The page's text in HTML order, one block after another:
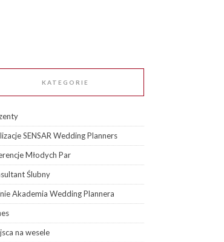
KATEGORIE
SENSAR Wedding Planners
Młodych Par
Ślubny
Akademia Wedding Plannera
na wesele